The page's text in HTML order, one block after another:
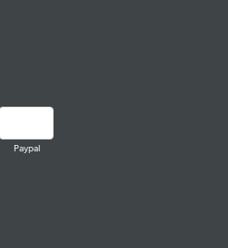
Paypal